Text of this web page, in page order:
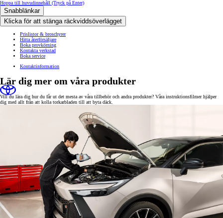
Hoppa till huvudinnehåll (Tryck på Enter)
Snabblänkar
Klicka för att stänga räckviddsöverlägget
Prislistor & broschyrer
Hitta återförsäljare
Boka provkörning
Kontakta verkstad
Boka service
Kontaktinformation
Lär dig mer om våra produkter
Vill du lära dig hur du får ut det mesta av våra tillbehör och andra produkter? Våra instruktionsfilmer hjälper
dig med allt från att kolla torkarbladen till att byta däck.